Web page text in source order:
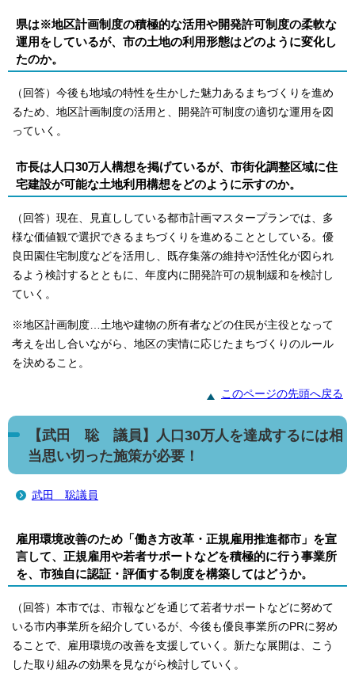
県は※地区計画制度の積極的な活用や開発許可制度の柔軟な
運用をしているが、市の土地の利用形態はどのように変化し
たのか。
（回答）今後も地域の特性を生かした魅力あるまちづくりを進め
るため、地区計画制度の活用と、開発許可制度の適切な運用を図
っていく。
市長は人口30万人構想を掲げているが、市街化調整区域に住
宅建設が可能な土地利用構想をどのように示すのか。
（回答）現在、見直ししている都市計画マスタープランでは、多
様な価値観で選択できるまちづくりを進めることとしている。優
良田園住宅制度などを活用し、既存集落の維持や活性化が図られ
るよう検討するとともに、年度内に開発許可の規制緩和を検討し
ていく。
※地区計画制度…土地や建物の所有者などの住民が主役となって
考えを出し合いながら、地区の実情に応じたまちづくりのルール
を決めること。
このページの先頭へ戻る
【武田 聡 議員】人口30万人を達成するには相
当思い切った施策が必要！
武田 聡議員
雇用環境改善のため「働き方改革・正規雇用推進都市」を宣
言して、正規雇用や若者サポートなどを積極的に行う事業所
を、市独自に認証・評価する制度を構築してはどうか。
（回答）本市では、市報などを通じて若者サポートなどに努めて
いる市内事業所を紹介しているが、今後も優良事業所のPRに努め
ることで、雇用環境の改善を支援していく。新たな展開は、こう
した取り組みの効果を見ながら検討していく。